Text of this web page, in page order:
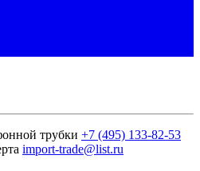
+7 (495) 133-82-53
import-trade@list.ru